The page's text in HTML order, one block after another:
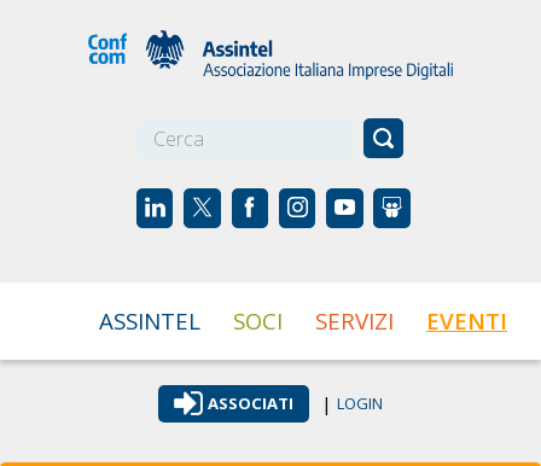
ASSINTEL SOCI SERVIZI EVENTI
ASSOCIATI | LOGIN